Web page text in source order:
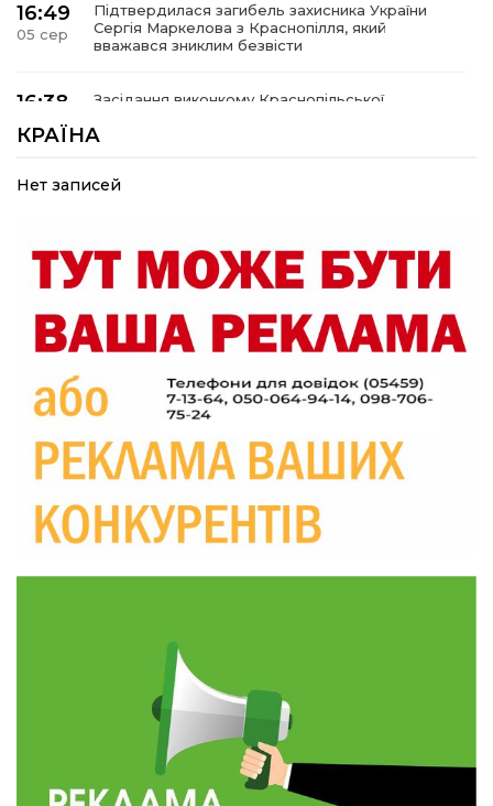
16:49
05 сер
Підтвердилася загибель захисника України
Сергія Маркелова з Краснопілля, який
вважався зниклим безвісти
16:38
05 сер
Засідання виконкому Краснопільської
знищене житло та соціальний захист дітей
16:26
Краснопільщина під ворожими ударами: у
09:33
Не лише документи: несподівані речі, які
можуть врятувати життя під час обстрілу
09:26
05 сер
Що робити, якщо в нотаріальному документі
18:39
04 сер
разом створюють унікальний телепроєкт
09:52
04 сер
Родина Степаненків: від квітучого
прикордоння до втраченого дому
«Все закінчиться, приїду й одружуся…»: Пам’яті
26-річного Захисника Богдана Ємця (ВІДЕО)
Паливо по 100 грн та ризик дефіциту: чому в
Україні різко зростають ціни на АЗС
КРАЇНА
Нет записей